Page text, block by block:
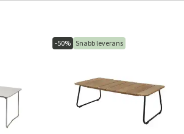
-50% Snabb leverans